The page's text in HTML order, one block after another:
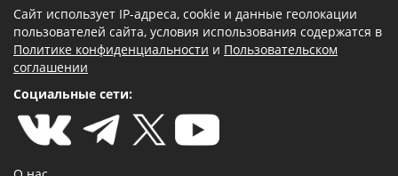
Сайт использует IP-адреса, cookie и данные геолокации
пользователей сайта, условия использования содержатся в
Политике конфиденциальности и Пользовательском
соглашении
Социальные сети: